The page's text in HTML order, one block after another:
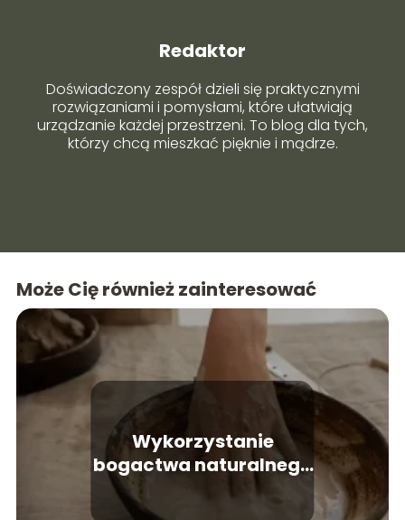
Redaktor
Doświadczony zespół dzieli się praktycznymi
rozwiązaniami i pomysłami, które ułatwiają
urządzanie każdej przestrzeni. To blog dla tych,
którzy chcą mieszkać pięknie i mądrze.
Może Cię również zainteresować
Wykorzystanie
bogactwa naturalnego